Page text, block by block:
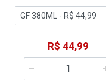
R$ 44,99